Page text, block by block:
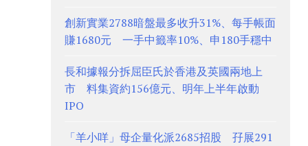
創新實業2788暗盤最多收升31%、每手帳面
賺1680元 一手中籤率10%、申180手穩中
長和據報分拆屈臣氏於香港及英國兩地上
市 料集資約156億元、明年上半年啟動
IPO
「羊小咩」母企量化派2685招股 孖展291